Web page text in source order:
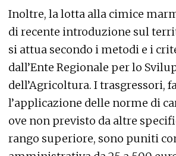
Inoltre, la lotta alla cimice
di recente introduzione sul
si attua secondo i metodi e i
dall’Ente Regionale per lo
dell’Agricoltura. I trasgressori,
l’applicazione delle norme di
ove non previsto da altre
rango superiore, sono puniti